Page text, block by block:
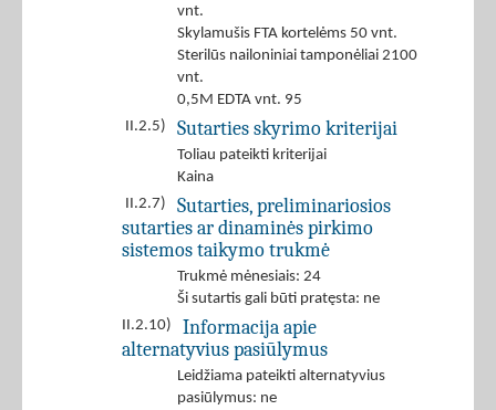
vnt.
Skylamušis FTA kortelėms 50 vnt.
Sterilūs nailoniniai tamponėliai 2100
vnt.
0,5M EDTA vnt. 95
II.2.5)
Sutarties skyrimo kriterijai
Toliau pateikti kriterijai
Kaina
II.2.7)
Sutarties, preliminariosios
sutarties ar dinaminės pirkimo
sistemos taikymo trukmė
Trukmė mėnesiais: 24
Ši sutartis gali būti pratęsta: ne
II.2.10)
Informacija apie
alternatyvius pasiūlymus
Leidžiama pateikti alternatyvius
pasiūlymus: ne